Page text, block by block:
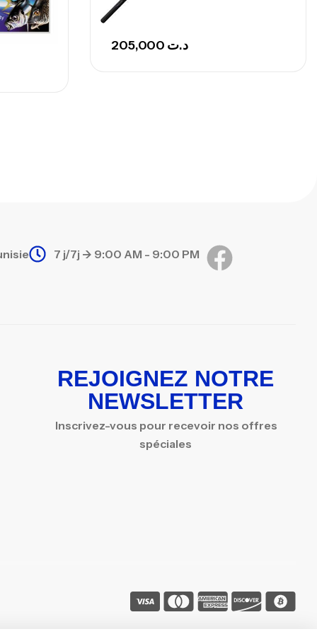
د.ت
7 j/7j -> 9:00 AM - 9:00 PM
REJOIGNEZ NOTRE
NEWSLETTER
Inscrivez-vous pour recevoir nos offres
spéciales